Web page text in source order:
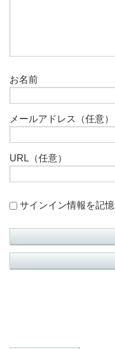
お名前
メールアドレス（任意）
URL（任意）
サインイン情報を記憶